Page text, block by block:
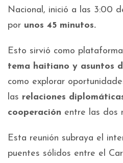
Nacional, inició a las 3:00
por unos 45 minutos.
Esto sirvió como
tema haitiano y asuntos
como explorar
las relaciones
cooperación entre las dos
Esta reunión subraya el
puentes sólidos entre el